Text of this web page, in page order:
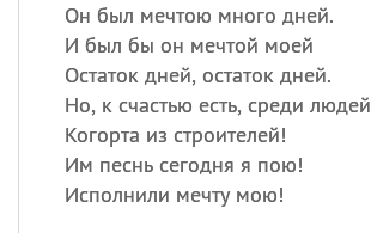
Он был мечтою много дней.
И был бы он мечтой моей
Остаток дней, остаток дней.
Но, к счастью есть, среди людей
Когорта из строителей!
Им песнь сегодня я пою!
Исполнили мечту мою!